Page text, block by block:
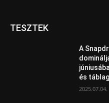
TESZTEK
A
és
2025.07.04.